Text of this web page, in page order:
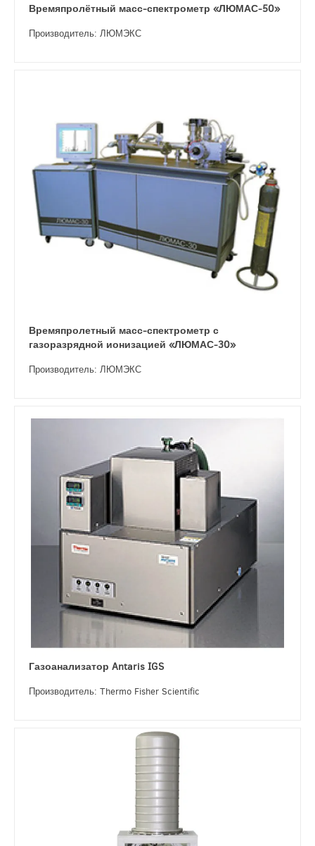
Времяпролётный масс-спектрометр «ЛЮМАС-50»
Производитель: ЛЮМЭКС
Времяпролетный масс-спектрометр с
газоразрядной ионизацией «ЛЮМАС-30»
Производитель: ЛЮМЭКС
Газоанализатор Antaris IGS
Производитель: Thermo Fisher Scientific